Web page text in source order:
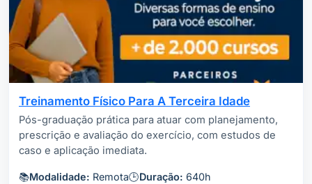
Treinamento Físico Para A Terceira Idade
Pós-graduação prática para atuar com planejamento,
prescrição e avaliação do exercício, com estudos de
caso e aplicação imediata.
📚Modalidade: Remota🕒Duração: 640h